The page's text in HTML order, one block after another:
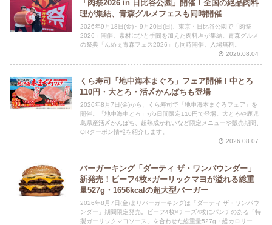
「肉祭2026 in 日比谷公園」開催！全国の絶品肉料
理が集結、青森グルメフェスも同時開催
2026年9月18日(金)～9月20日(日)、東京・日比谷公園で「肉祭
2026」開催。素材にひと手間を加えた肉料理が集結。青森グルメ
の祭典「んめぇ青森フェス2026」も同時開催。入場無料。
2026.08.04
くら寿司「地中海本まぐろ」フェア開催！中とろ
110円・大とろ・活〆かんぱちも登場
2026年8月7日(金)から、くら寿司で「地中海本まぐろフェア」を
開催。「地中海中とろ」が5日間限定110円で登場。大とろや鹿児
島県産活〆かんぱち、超熟成かれいなど限定メニューや販売期間、
QRクーポン情報を紹介します。
2026.08.07
バーガーキング「ダーティ ザ・ワンパウンダー」
新発売！ビーフ4枚×ガーリックマヨが溢れる総重
量527g・1656kcalの超大型バーガー
2026年8月7日(金)よりバーガーキングは「ダーティ ザ・ワンパウ
ンダー」期間限定発売。ビーフ4枚×チーズ4枚にパンチのある「特
製ガーリックマヨソース」を合わせた総重量527g・総カロリー